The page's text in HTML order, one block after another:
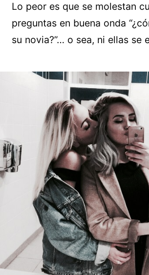
Lo peor es que se molestan
preguntas en buena onda
su novia?”… o sea, ni ellas se